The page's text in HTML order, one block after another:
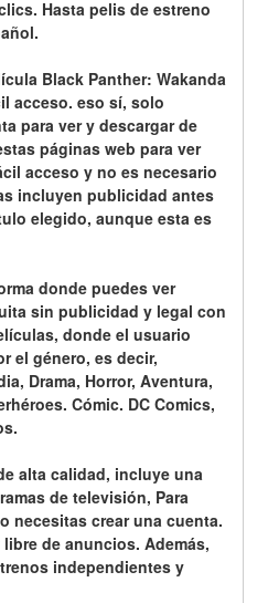
Hasta pelis de estreno
Black Panther: Wakanda
acceso. eso sí, solo
para ver y descargar de
páginas web para ver
acceso y no es necesario
incluyen publicidad antes
elegido, aunque esta es
donde puedes ver
sin publicidad y legal con
donde el usuario
el género, es decir,
Drama, Horror, Aventura,
Cómic. DC Comics,
alta calidad, incluye una
de televisión, Para
necesitas crear una cuenta.
de anuncios. Además,
independientes y